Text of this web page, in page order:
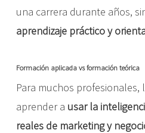
una carrera durante años,
aprendizaje práctico y
Formación aplicada vs formación teórica
Para muchos profesionales,
aprender a usar la
reales de marketing y